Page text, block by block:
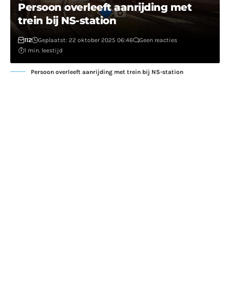
Persoon overleeft aanrijding met
trein bij NS-station
112 Geplaatst: 22 oktober 2025 06:46
Geen reacties
1 min. leestijd
Persoon overleeft aanrijding met trein bij NS-station